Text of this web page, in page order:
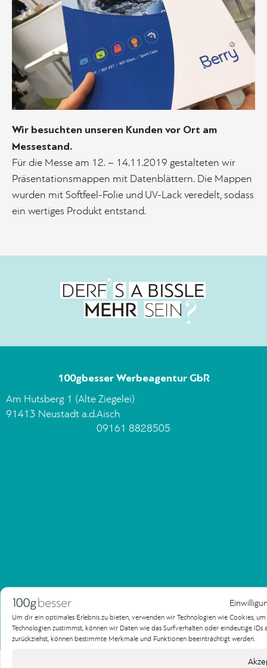
Um dir ein optimales Erlebnis zu bieten, verwenden wir Technologien wie Cookies,
Technologien zustimmst, können wir Daten wie das Surfverhalten oder eindeutige
zurückziehst, können bestimmte Merkmale und Funktionen beeinträchtigt werden.
Wir besuchten unseren Kunden vor Ort am
Messestand.
Für die Messe am 12. – 14.11.2019 gestalteten wir
Präsentationsmappen mit Datenblättern. Die Mappen
wurden mit Softfeel-Folie und UV-Lack veredelt, sodass
ein wertiges Produkt entstand.
100gbesser Werbeagentur GbR
Am Hutsberg 1 (Alte Ziegelei)
91413 Neustadt a.d.Aisch
09161 8828505
Copyright 100gbesser Werbeagentur
Datenschutzerklärung
Impressum